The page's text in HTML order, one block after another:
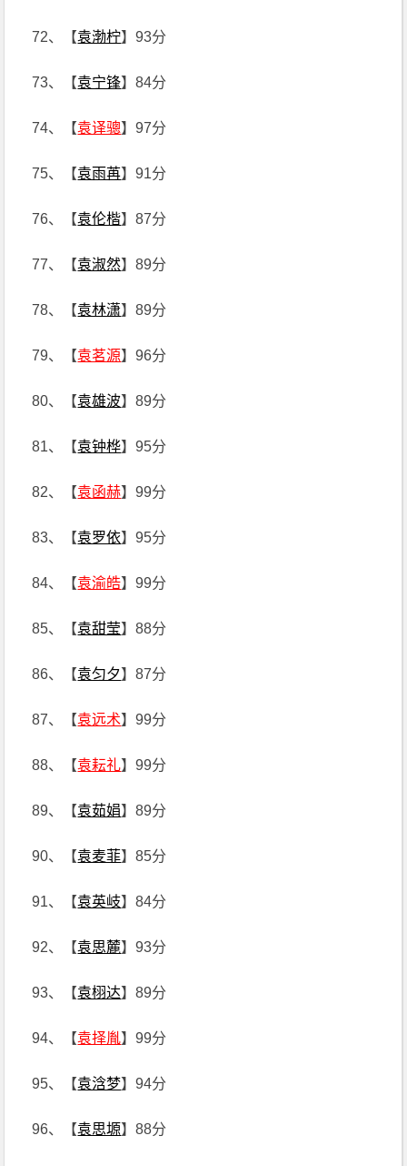
72、【袁渤柠】93分
73、【袁宁锋】84分
74、【袁译骢】97分
75、【袁雨苒】91分
76、【袁伦楷】87分
77、【袁淑然】89分
78、【袁林潇】89分
79、【袁茗源】96分
80、【袁雄波】89分
81、【袁钟桦】95分
82、【袁函赫】99分
83、【袁罗依】95分
84、【袁渝皓】99分
85、【袁甜莹】88分
86、【袁匀夕】87分
87、【袁远术】99分
88、【袁耘礼】99分
89、【袁茹娟】89分
90、【袁麦菲】85分
91、【袁英岐】84分
92、【袁思麓】93分
93、【袁栩达】89分
94、【袁择胤】99分
95、【袁浛梦】94分
96、【袁思塬】88分